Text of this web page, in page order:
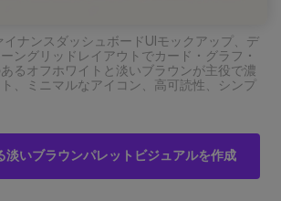
ナンスダッシュボードUIモックアップ、デ
ングリッドレイアウトでカード・グラフ・
るオフホワイトと淡いブラウンが主役で濃
、ミニマルなアイコン、高可読性、シンプ
淡いブラウンパレットビジュアルを作成